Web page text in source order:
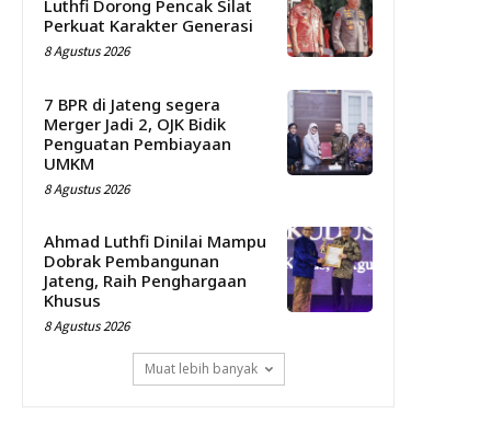
Luthfi Dorong Pencak Silat
Perkuat Karakter Generasi
8 Agustus 2026
7 BPR di Jateng segera
Merger Jadi 2, OJK Bidik
Penguatan Pembiayaan
UMKM
8 Agustus 2026
Ahmad Luthfi Dinilai Mampu
Dobrak Pembangunan
Jateng, Raih Penghargaan
Khusus
8 Agustus 2026
Muat lebih banyak